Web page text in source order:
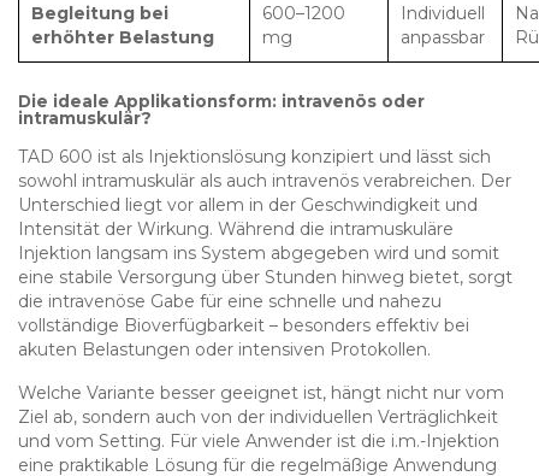
Begleitung bei
erhöhter Belastung
600–1200
mg
Individuell
anpassbar
Die ideale Applikationsform: intravenös oder
intramuskulär?
TAD 600 ist als Injektionslösung konzipiert und lässt sich
sowohl intramuskulär als auch intravenös verabreichen. Der
Unterschied liegt vor allem in der Geschwindigkeit und
Intensität der Wirkung. Während die intramuskuläre
Injektion langsam ins System abgegeben wird und somit
eine stabile Versorgung über Stunden hinweg bietet, sorgt
die intravenöse Gabe für eine schnelle und nahezu
vollständige Bioverfügbarkeit – besonders effektiv bei
akuten Belastungen oder intensiven Protokollen.
Welche Variante besser geeignet ist, hängt nicht nur vom
Ziel ab, sondern auch von der individuellen Verträglichkeit
und vom Setting. Für viele Anwender ist die i.m.-Injektion
eine praktikable Lösung für die regelmäßige Anwendung